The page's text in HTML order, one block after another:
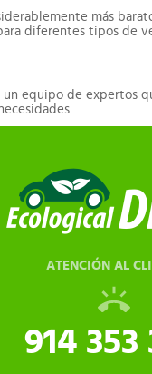
más
diferentes tipos de
equipo de expertos
ATENCIÓN AL
914 353